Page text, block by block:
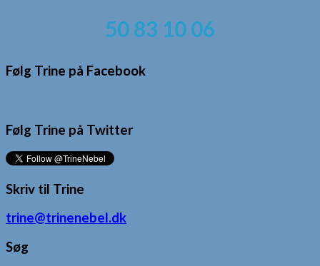
50 83 10 06
Følg Trine på Facebook
Følg Trine på Twitter
Skriv til Trine
trine@trinenebel.dk
Søg